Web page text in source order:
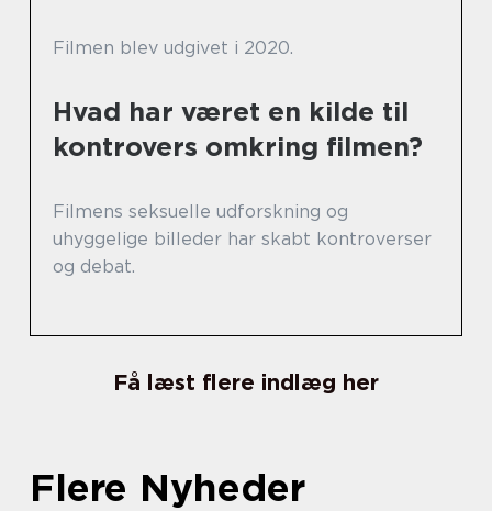
Filmen blev udgivet i 2020.
Hvad har været en kilde til
kontrovers omkring filmen?
Filmens seksuelle udforskning og
uhyggelige billeder har skabt kontroverser
og debat.
Få læst flere indlæg her
Flere Nyheder